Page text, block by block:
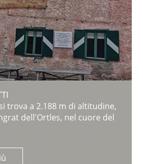
trova a 2.188 m di altitudine,
dell'Ortles, nel cuore del